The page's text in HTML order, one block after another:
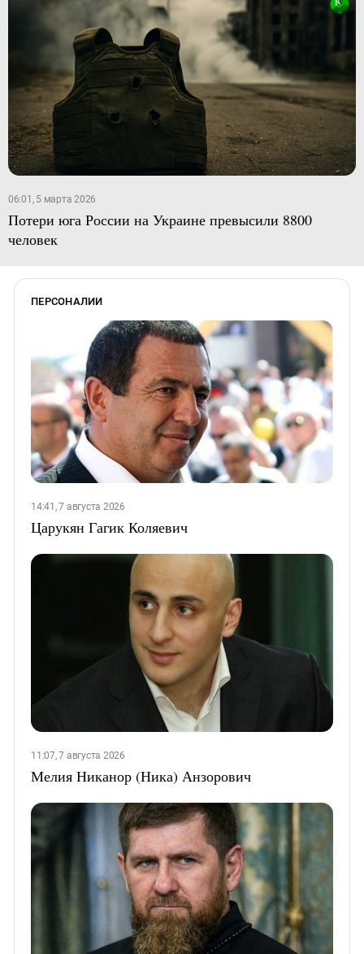
06:01, 5 марта 2026
Потери юга России на Украине превысили 8800
человек
ПЕРСОНАЛИИ
14:41, 7 августа 2026
Царукян Гагик Коляевич
11:07, 7 августа 2026
Мелия Никанор (Ника) Анзорович